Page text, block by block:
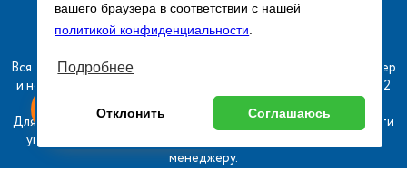
вашего браузера в соответствии с нашей
политикой конфиденциальности.
Подробнее
Отклонить Соглашаюсь
Разработка и продвижение сайта
Вся информация на сайте о товарах носит справочный характер
и не является публичной офертой в соответствии с пунктом 2
статьи 437 ГК РФ.
Для получения подробной информации о наличии и стоимости
указанных товаров и (или) услуг, пожалуйста, обращайтесь к
менеджеру.
оборудование
заявку